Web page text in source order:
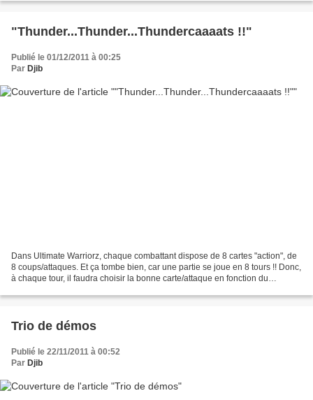
"Thunder...Thunder...Thundercaaaats !!"
Publié le 01/12/2011 à 00:25
Par Djib
Dans Ultimate Warriorz, chaque combattant dispose de 8 cartes "action", de
8 coups/attaques. Et ça tombe bien, car une partie se joue en 8 tours !! Donc,
à chaque tour, il faudra choisir la bonne carte/attaque en fonction du
Trio de démos
Publié le 22/11/2011 à 00:52
Par Djib